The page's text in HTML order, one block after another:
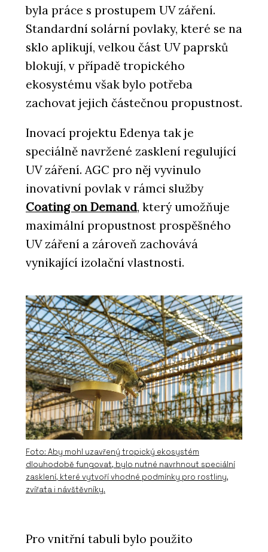
byla práce s prostupem UV záření.
Standardní solární povlaky, které se na
sklo aplikují, velkou část UV paprsků
blokují, v případě tropického
ekosystému však bylo potřeba
zachovat jejich částečnou propustnost.
Inovací projektu Edenya tak je
speciálně navržené zasklení regulující
UV záření. AGC pro něj vyvinulo
inovativní povlak v rámci služby
Coating on Demand, který umožňuje
maximální propustnost prospěšného
UV záření a zároveň zachovává
vynikající izolační vlastnosti.
Foto: Aby mohl uzavřený tropický ekosystém
dlouhodobě fungovat, bylo nutné navrhnout speciální
zasklení, které vytvoří vhodné podmínky pro rostliny,
zvířata i návštěvníky.
Pro vnitřní tabuli bylo použito